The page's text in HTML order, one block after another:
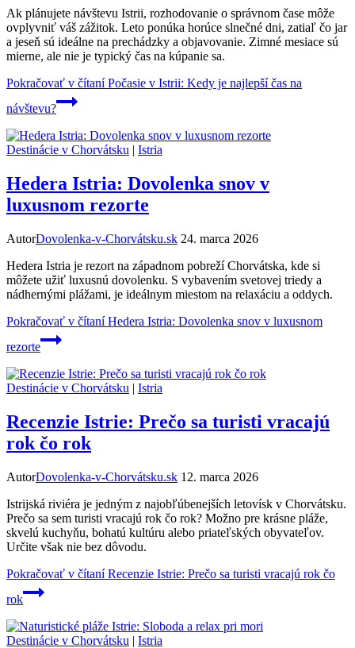
Ak plánujete návštevu Istrii, rozhodovanie o správnom čase môže
ovplyvniť váš zážitok. Leto ponúka horúce slnečné dni, zatiaľ čo jar
a jeseň sú ideálne na prechádzky a objavovanie. Zimné mesiace sú
mierne, ale nie je typický čas na kúpanie sa.
Pokračovať v čítaníPočasie v Istrii: Kedy je najlepší čas na
návštevu?
Destinácie v Chorvátsku | Istria
Hedera Istria: Dovolenka snov v
luxusnom rezorte
AutorDovolenka-v-Chorvátsku.sk 24. marca 2026
Hedera Istria je rezort na západnom pobreží Chorvátska, kde si
môžete užiť luxusnú dovolenku. S vybavením svetovej triedy a
nádhernými plážami, je ideálnym miestom na relaxáciu a oddych.
Pokračovať v čítaníHedera Istria: Dovolenka snov v luxusnom
rezorte
Destinácie v Chorvátsku | Istria
Recenzie Istrie: Prečo sa turisti vracajú
rok čo rok
AutorDovolenka-v-Chorvátsku.sk 12. marca 2026
Istrijská riviéra je jedným z najobľúbenejších letovísk v Chorvátsku.
Prečo sa sem turisti vracajú rok čo rok? Možno pre krásne pláže,
skvelú kuchyňu, bohatú kultúru alebo priateľských obyvateľov.
Určite však nie bez dôvodu.
Pokračovať v čítaníRecenzie Istrie: Prečo sa turisti vracajú rok čo
rok
Destinácie v Chorvátsku | Istria